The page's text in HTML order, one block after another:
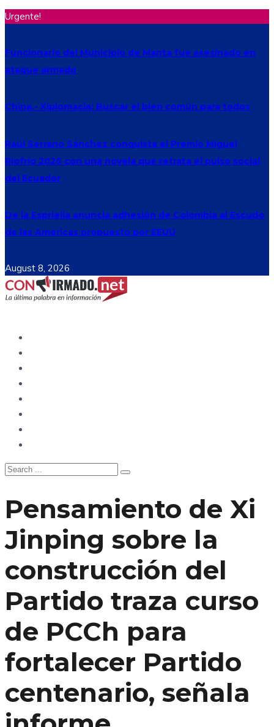
Urgente!
Funcionario del Municipio de Manta fue asesinado en
ataque armado
China.- Xiplomacia: Buscar el bien común para todos
Raúl Serrano Sánchez conquista el Premio Miguel
Riofrío 2026 con una novela que retrata el pulso social
del Ecuador
De la Espriella anuncia adhesión de Colombia al Escudo
de las Américas propuesto por EEUU
August 8, 2026
Pensamiento de Xi
Jinping sobre la
construcción del
Partido traza curso
de PCCh para
fortalecer Partido
centenario, señala